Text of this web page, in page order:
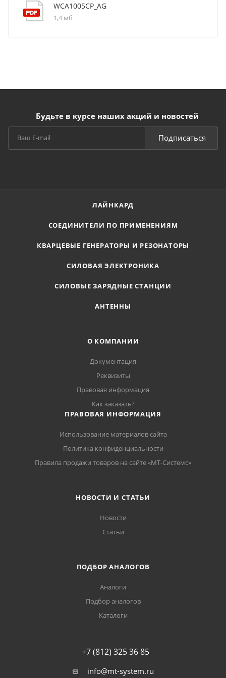
WCA1005CP_AG
1,4 мб
Будьте в курсе наших акций и новостей
Подписаться
ЛАЙНКАРД
СОЕДИНИТЕЛИ ПО ПРИМЕНЕНИЯМ
КВАРЦЕВЫЕ ГЕНЕРАТОРЫ И РЕЗОНАТОРЫ
СИЛОВАЯ ЭЛЕКТРОНИКА
СИЛОВЫЕ ЗАРЯДНЫЕ СТАНЦИИ
АНТЕННЫ
О КОМПАНИИ
Документация
Реквизиты
Правовая информация
Как заказать?
ПРАВОВАЯ ИНФОРМАЦИЯ
Использование материалов сайта
Политика конфиденциальности
Правила продажи товаров на сайте «МТ-Системс»
НОВОСТИ И СТАТЬИ
Новости
Статьи
ПОДБОР АНАЛОГОВ
Аналоги
Подбор аналогов
Каталоги
+7 (812) 325 36 85
info@mt-system.ru